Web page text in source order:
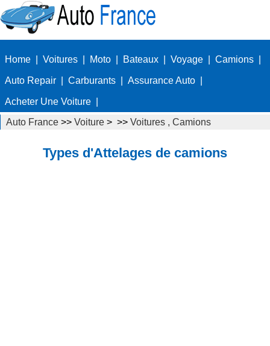
Home Voitures Moto Bateaux Voyage Camions
Auto Repair Carburants Assurance Auto
Acheter Une Voiture
Auto France >> Voiture > >> Voitures , Camions
Types d'Attelages de camions